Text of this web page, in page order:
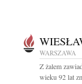
WARSZAWA
Z żalem
wieku 92 lat